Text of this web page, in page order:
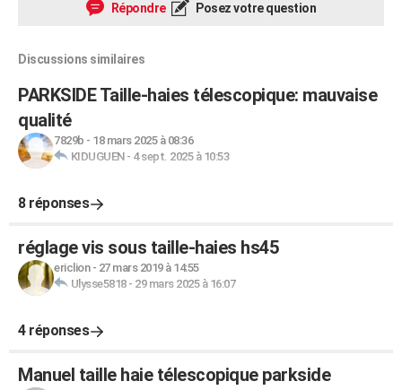
Répondre Posez votre question
Discussions similaires
PARKSIDE Taille-haies télescopique: mauvaise
qualité
7829b - 18 mars 2025 à 08:36
KIDUGUEN- 4 sept. 2025 à 10:53
8 réponses
réglage vis sous taille-haies hs45
ericlion- 27 mars 2019 à 14:55
Ulysse5818- 29 mars 2025 à 16:07
4 réponses
Manuel taille haie télescopique parkside